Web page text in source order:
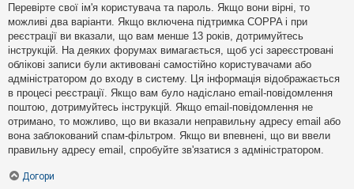
Перевірте свої ім'я користувача та пароль. Якщо вони вірні, то
можливі два варіанти. Якщо включена підтримка COPPA і при
реєстрації ви вказали, що вам менше 13 років, дотримуйтесь
інструкцій. На деяких форумах вимагається, щоб усі зареєстровані
облікові записи були активовані самостійно користувачами або
адміністратором до входу в систему. Ця інформація відображається
в процесі реєстрації. Якщо вам було надіслано email-повідомлення
поштою, дотримуйтесь інструкцій. Якщо email-повідомлення не
отримано, то можливо, що ви вказали неправильну адресу email або
вона заблокований спам-фільтром. Якщо ви впевнені, що ви ввели
правильну адресу email, спробуйте зв'язатися з адміністратором.
Догори